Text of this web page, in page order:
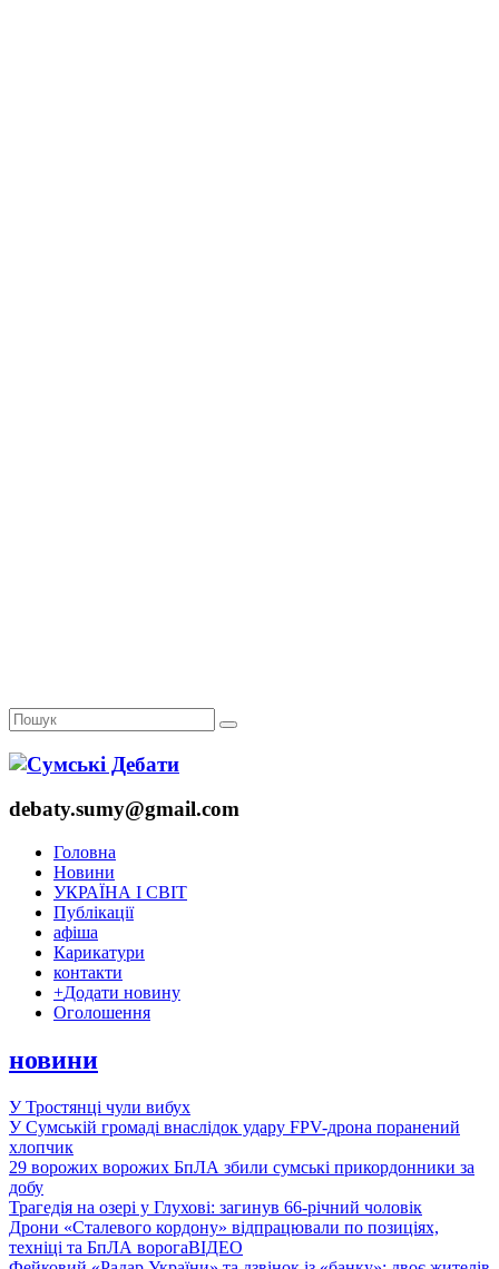
debaty.sumy@gmail.com
Головна
Новини
УКРАЇНА І СВІТ
Публікації
афіша
Карикатури
контакти
+Додати новину
Оголошення
новини
У Тростянці чули вибух
У Сумській громаді внаслідок удару FPV-дрона поранений
хлопчик
29 ворожих ворожих БпЛА збили сумські прикордонники за
добу
Трагедія на озері у Глухові: загинув 66-річний чоловік
Дрони «Сталевого кордону» відпрацювали по позиціях,
техніці та БпЛА ворогаВІДЕО